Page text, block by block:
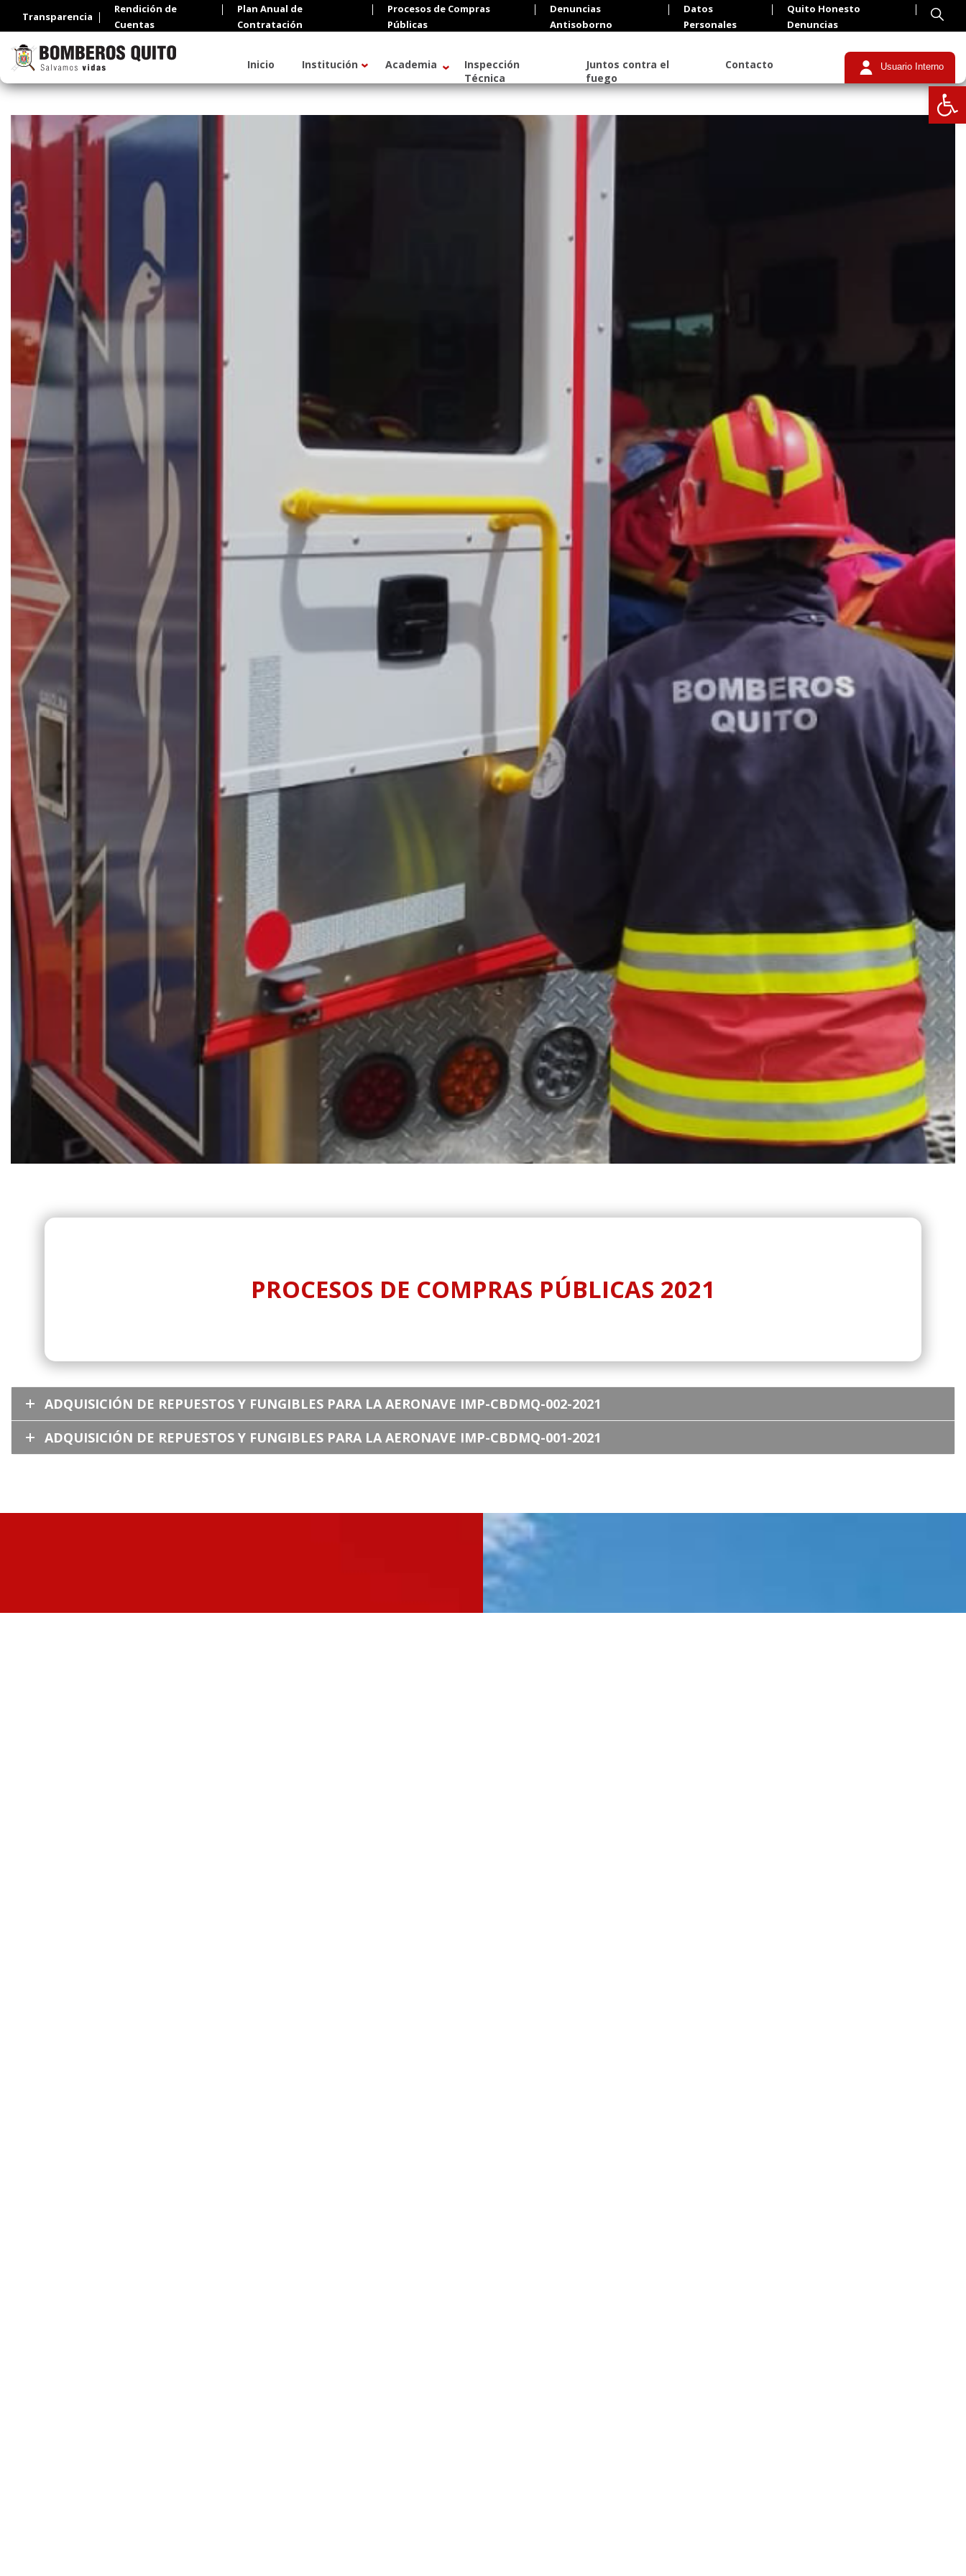
Transparencia
Rendición de
Cuentas
Plan Anual de
Contratación
Procesos de Compras
Públicas
Denuncias
Antisoborno
Datos
Personales
Quito Honesto
Denuncias
Inicio Institución Academia
Inspección
Técnica
Juntos contra el
fuego
Contacto Usuario Interno
PROCESOS DE COMPRAS PÚBLICAS 2021
ADQUISICIÓN DE REPUESTOS Y FUNGIBLES PARA LA AERONAVE IMP-CBDMQ-002-2021
ADQUISICIÓN DE REPUESTOS Y FUNGIBLES PARA LA AERONAVE IMP-CBDMQ-001-2021